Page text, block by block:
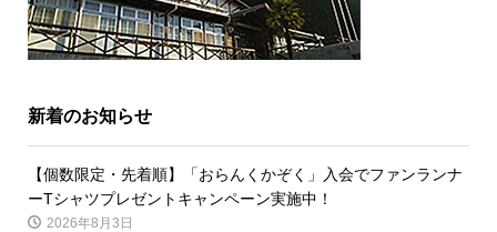
新着のお知らせ
【個数限定・先着順】「おらんくかぞく」入会でファンランナ
ーTシャツプレゼントキャンペーン実施中！
2026年8月3日